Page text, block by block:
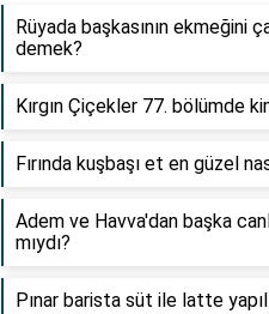
Rüyada başkasının ekmeğini
demek?
Kırgın Çiçekler 77. bölümde
Fırında kuşbaşı et en güzel
Adem ve Havva'dan başka
mıydı?
Pınar barista süt ile latte